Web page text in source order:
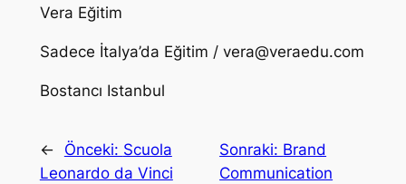
Vera Eğitim
Sadece İtalya’da Eğitim / vera@veraedu.com
Bostancı Istanbul
← Önceki: Scuola
Leonardo da Vinci
Sonraki: Brand
Communication